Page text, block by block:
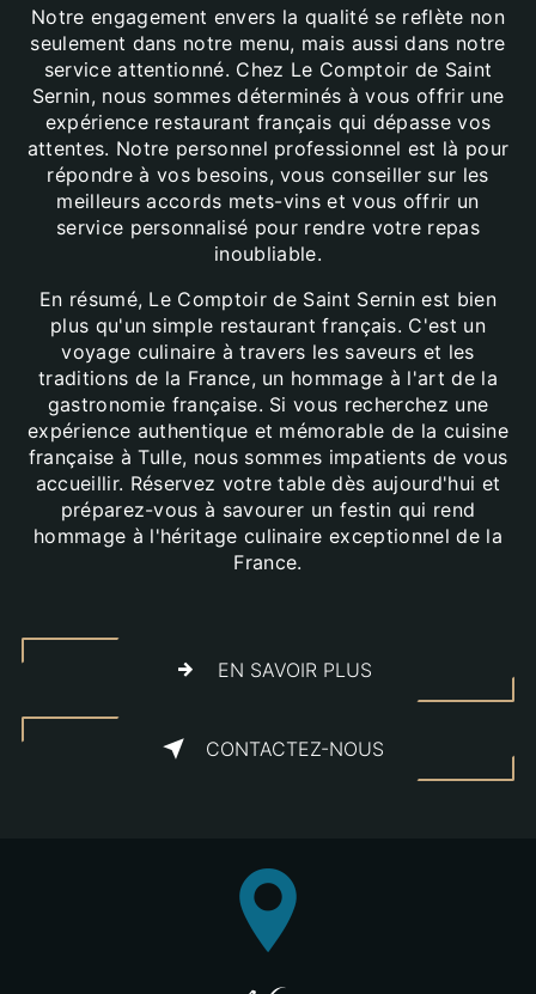
Notre engagement envers la qualité se reflète non
seulement dans notre menu, mais aussi dans notre
service attentionné. Chez Le Comptoir de Saint
Sernin, nous sommes déterminés à vous offrir une
expérience restaurant français qui dépasse vos
attentes. Notre personnel professionnel est là pour
répondre à vos besoins, vous conseiller sur les
meilleurs accords mets-vins et vous offrir un
service personnalisé pour rendre votre repas
inoubliable.
En résumé, Le Comptoir de Saint Sernin est bien
plus qu'un simple restaurant français. C'est un
voyage culinaire à travers les saveurs et les
traditions de la France, un hommage à l'art de la
gastronomie française. Si vous recherchez une
expérience authentique et mémorable de la cuisine
française à Tulle, nous sommes impatients de vous
accueillir. Réservez votre table dès aujourd'hui et
préparez-vous à savourer un festin qui rend
hommage à l'héritage culinaire exceptionnel de la
France.
EN SAVOIR PLUS
CONTACTEZ-NOUS